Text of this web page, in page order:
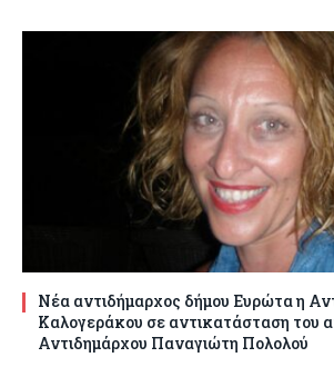
Νέα αντιδήμαρχος δήμου Ευρώτα η
Καλογεράκου σε αντικατάσταση του
Αντιδημάρχου Παναγιώτη Πολολού